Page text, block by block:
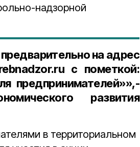
надзорной
на адрес
с пометкой:
предпринимателей»»,-
развития
в территориальном